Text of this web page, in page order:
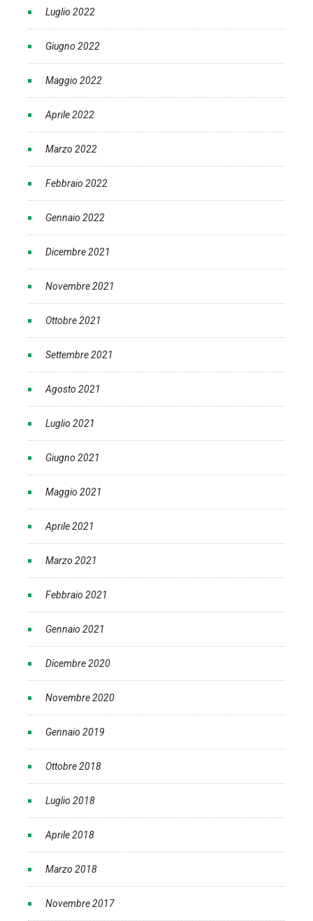
Luglio 2022
Giugno 2022
Maggio 2022
Aprile 2022
Marzo 2022
Febbraio 2022
Gennaio 2022
Dicembre 2021
Novembre 2021
Ottobre 2021
Settembre 2021
Agosto 2021
Luglio 2021
Giugno 2021
Maggio 2021
Aprile 2021
Marzo 2021
Febbraio 2021
Gennaio 2021
Dicembre 2020
Novembre 2020
Gennaio 2019
Ottobre 2018
Luglio 2018
Aprile 2018
Marzo 2018
Novembre 2017